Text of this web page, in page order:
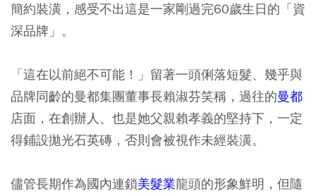
簡約裝潢，感受不出這是一家剛過完60歲生日的「資
深品牌」。
「這在以前絕不可能！」留著一頭俐落短髮、幾乎與
品牌同齡的曼都集團董事長賴淑芬笑稱，過往的曼都
店面，在創辦人、也是她父親賴孝義的堅持下，一定
得鋪設拋光石英磚，否則會被視作未經裝潢。
儘管長期作為國內連鎖美髮業龍頭的形象鮮明，但隨